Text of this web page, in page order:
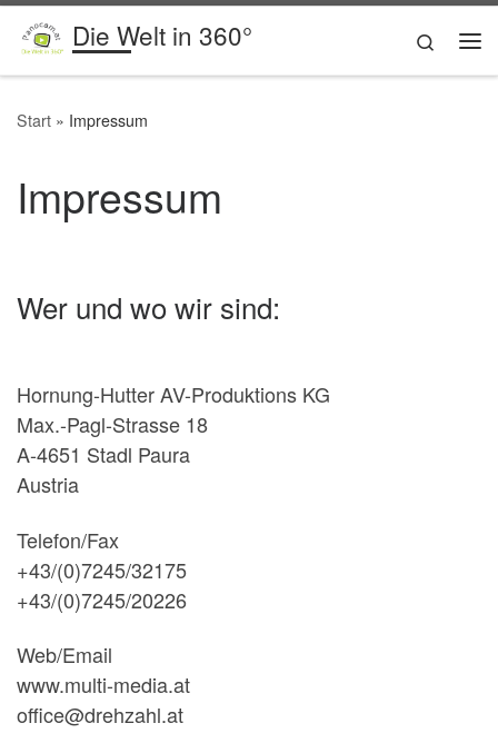
Zum Inhalt springen
Die Welt in 360°
Search
Start » Impressum
Impressum
Wer und wo wir sind:
Hornung-Hutter AV-Produktions KG
Max.-Pagl-Strasse 18
A-4651 Stadl Paura
Austria
Telefon/Fax
+43/(0)7245/32175
+43/(0)7245/20226
Web/Email
www.multi-media.at
office@drehzahl.at